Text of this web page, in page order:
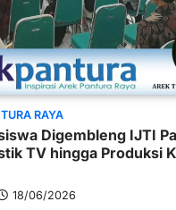
RAYA
Digembleng IJTI
TV hingga Produksi
18/06/2026